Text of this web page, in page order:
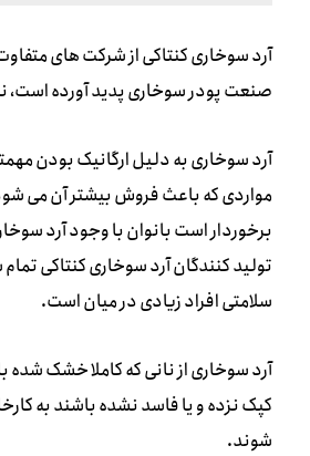
آرد سوخاری کنتاکی از شرکت های
صنعت پودر سوخاری پدید آورده
آرد سوخاری به دلیل ارگانیک بودن
مواردی که باعث فروش بیشتر آن می
برخوردار است بانوان با وجود آرد
تولید کنندگان آرد سوخاری کنتاکی
سلامتی افراد زیادی در میان است.
آرد سوخاری از نانی که کاملا خشک
کپک نزده و یا فاسد نشده باشند به
شوند.